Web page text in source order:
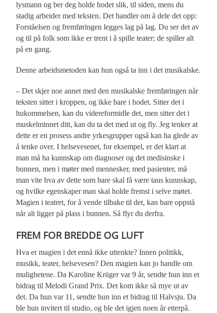
lysmann og ber deg holde hodet slik, til siden, mens du
stadig arbeider med teksten. Det handler om å dele det opp:
Forståelsen og fremføringen legges lag på lag. Du ser det av
og til på folk som ikke er trent i å spille teater; de spiller alt
på en gang.
Denne arbeidsmetoden kan hun også ta inn i det musikalske.
– Det skjer noe annet med den musikalske fremføringen når
teksten sitter i kroppen, og ikke bare i hodet. Sitter det i
hukommelsen, kan du videreformidle det, men sitter det i
muskelminnet ditt, kan du ta det med ut og fly. Jeg tenker at
dette er en prosess andre yrkesgrupper også kan ha glede av
å tenke over. I helsevesenet, for eksempel, er det klart at
man må ha kunnskap om diagnoser og det medisinske i
bunnen, men i møter med mennesker, med pasienter, må
man vite hva av dette som bare skal få være taus kunnskap,
og hvilke egenskaper man skal holde fremst i selve møtet.
Magien i teatret, for å vende tilbake til det, kan bare oppstå
når alt ligger på plass i bunnen. Så flyr du derfra.
FREM FOR BREDDE OG LUFT
Hva er magien i det ennå ikke uttenkte? Innen politikk,
musikk, teater, helsevesen? Den magien kan jo handle om
mulighetene. Da Karoline Krüger var 9 år, sendte hun inn et
bidrag til Melodi Grand Prix. Det kom ikke så mye ut av
det. Da hun var 11, sendte hun inn et bidrag til Halvsju. Da
ble hun invitert til studio, og ble det igjen noen år etterpå.